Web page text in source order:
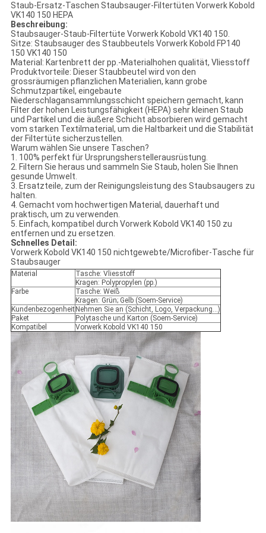
Staub-Ersatz-Taschen Staubsauger-Filtertüten Vorwerk Kobold
VK140 150 HEPA
Beschreibung:
Staubsauger-Staub-Filtertüte Vorwerk Kobold VK140 150.
Sitze: Staubsauger des Staubbeutels Vorwerk Kobold FP140
150 VK140 150
Material: Kartenbrett der pp.-Materialhohen qualität, Vliesstoff
Produktvorteile: Dieser Staubbeutel wird von den
grossräumigen pflanzlichen Materialien, kann grobe
Schmutzpartikel, eingebaute
Niederschlagansammlungsschicht speichern gemacht, kann
Filter der hohen Leistungsfähigkeit (HEPA) sehr kleinen Staub
und Partikel und die äußere Schicht absorbieren wird gemacht
vom starken Textilmaterial, um die Haltbarkeit und die Stabilität
der Filtertüte sicherzustellen.
Warum wählen Sie unsere Taschen?
1. 100% perfekt für Ursprungsherstellerausrüstung.
2. Filtern Sie heraus und sammeln Sie Staub, holen Sie Ihnen
gesunde Umwelt.
3. Ersatzteile, zum der Reinigungsleistung des Staubsaugers zu
halten.
4. Gemacht vom hochwertigen Material, dauerhaft und
praktisch, um zu verwenden.
5. Einfach, kompatibel durch Vorwerk Kobold VK140 150 zu
entfernen und zu ersetzen.
Schnelles Detail:
Vorwerk Kobold VK140 150 nichtgewebte/Microfiber-Tasche für
Staubsauger
Material
Tasche: Vliesstoff
Kragen: Polypropylen (pp.)
Farbe
Tasche: Weiß
Kragen: Grün; Gelb (Soem-Service)
Kundenbezogenheit Nehmen Sie an (Schicht, Logo, Verpackung…)
Paket
Polytasche und Karton (Soem-Service)
Kompatibel
Vorwerk Kobold VK140 150